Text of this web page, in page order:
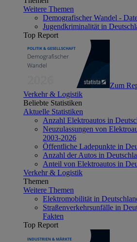
Weitere Themen
Demografischer Wandel -
Jugendkriminalität in
Top Report
Zum
Verkehr & Logistik
Beliebte Statistiken
Aktuelle Statistiken
Anzahl Elektroautos in
Neuzulassungen von
2003-2026
Öffentliche Ladepunkte in
Anzahl der Autos in
Anteil von Elektroautos in
Verkehr & Logistik
Themen
Weitere Themen
Elektromobilität in
Straßenverkehrsunfälle in
Fakten
Top Report